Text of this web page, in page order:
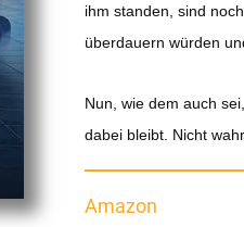
ihm standen, sind
überdauern würden
Nun, wie dem auch
dabei bleibt. Nicht
Amazon